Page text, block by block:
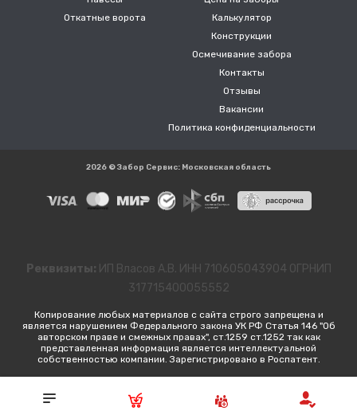
Откатные ворота
Калькулятор
Конструкции
Осмечивание забора
Контакты
Отзывы
Вакансии
Политика конфиденциальности
2026 © Забор Сервис: Московская область
Реквизиты: ИП Власов А.В. ИНН 710605043904 ОГРНИП
317715400055552
Копирование любых материалов с сайта строго запрещена и
является нарушением Федерального закона УК РФ Статья 146 "Об
авторском праве и смежных правах", ст.1259 ст.1252 так как
представленная информация является интеллектуальной
собственностью компании. Зарегистрировано в Роспатент.